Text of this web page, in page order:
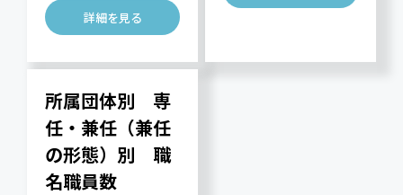
詳細を見る
所属団体別 専
任・兼任（兼任
の形態）別 職
名職員数